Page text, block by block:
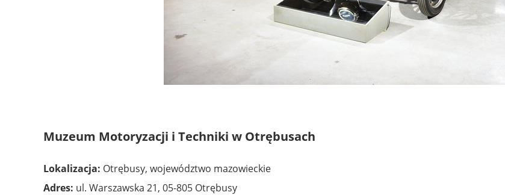
Muzeum Motoryzacji i Techniki w Otrębusach
Lokalizacja: Otrębusy, województwo mazowieckie
Adres: ul. Warszawska 21, 05-805 Otrębusy